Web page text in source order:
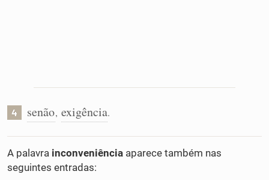
4 senão, exigência.
A palavra inconveniência aparece também nas
seguintes entradas: